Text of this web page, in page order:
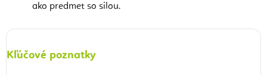
ako predmet so silou.
Kľúčové poznatky